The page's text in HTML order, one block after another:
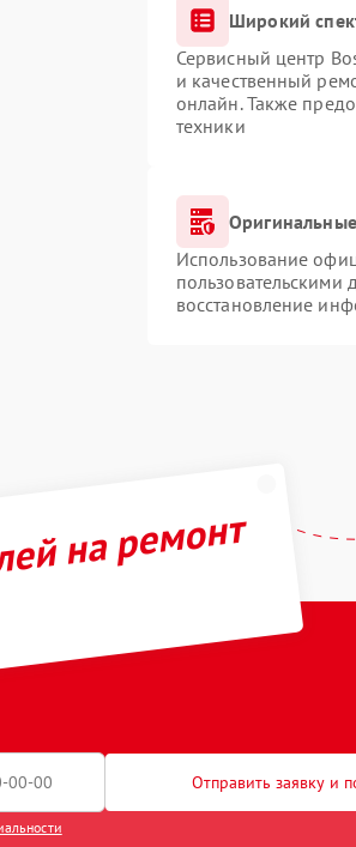
Широкий
Сервисный центр
и качественный
онлайн. Также
техники
Использование
восстановление
на ремонт
Отправить заявку и